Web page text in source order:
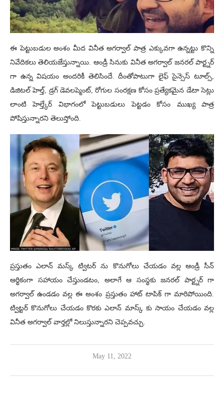
ఈ పెట్టుబడుల అంశం మీద వినీత అగర్వాల్ పాత్ర ఎక్కువగా ఉన్నట్టు కొన్ని
నివేదికలు తెలియజేస్తున్నాయి. ఆండ్రీ సినుకు వినీత అగర్వాల్ జనరల్ పార్ట్నర్
గా ఉన్న విషయం అందరికీ తెలిసిందే. దీంతోపాటుగా లైఫ్ సైన్సెస్ టూల్స్,
డిజిటల్ హెల్త్, డ్రగ్ డెవలప్మెంట్, రోగుల సంరక్షణ కోసం ప్రత్యేకమైన డేటా సెట్లు
లాంటి హెల్త్కేర్ విభాగంలో పెట్టుబడులు పెట్టడం కోసం ముఖ్య పాత్ర
పోషిస్తున్నారని తెలుస్తోంది.
ప్రస్తుతం ఎలాన్ మస్క్ ట్విటర్ ను కొనుగోలు చేయడం వల్ల ఆండ్రీ సీన్
ఆర్థికంగా సహాయం చేస్తుండటం, అలాగే ఆ సంస్థకు జనరల్ పార్ట్నర్ గా
అగర్వాల్ ఉండడం వల్ల ఈ అంశం ప్రస్తుతం హాట్ టాపిక్ గా మారిపోయింది.
ట్విట్టర్ కొనుగోలు చేయడం కొరకు ఎలాన్ మాస్క్ కు సాయం చేయడం వల్ల
వినీత అగర్వాల్ వార్తల్లో నిలుస్తున్నారని చెప్పవచ్చు.
May 11, 2022